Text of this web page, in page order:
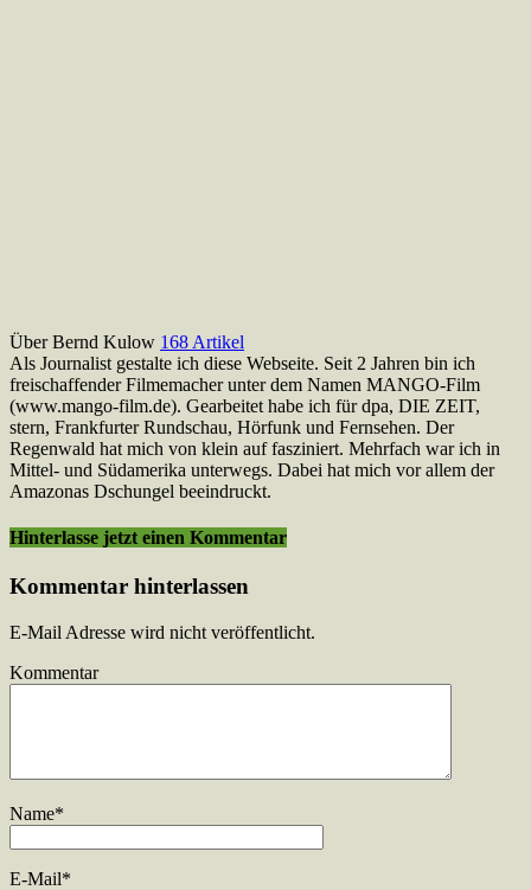
Über Bernd Kulow 168 Artikel
Als Journalist gestalte ich diese Webseite. Seit 2 Jahren bin ich
freischaffender Filmemacher unter dem Namen MANGO-Film
(www.mango-film.de). Gearbeitet habe ich für dpa, DIE ZEIT,
stern, Frankfurter Rundschau, Hörfunk und Fernsehen. Der
Regenwald hat mich von klein auf fasziniert. Mehrfach war ich in
Mittel- und Südamerika unterwegs. Dabei hat mich vor allem der
Amazonas Dschungel beeindruckt.
Hinterlasse jetzt einen Kommentar
Kommentar hinterlassen
E-Mail Adresse wird nicht veröffentlicht.
Kommentar
Name*
E-Mail*